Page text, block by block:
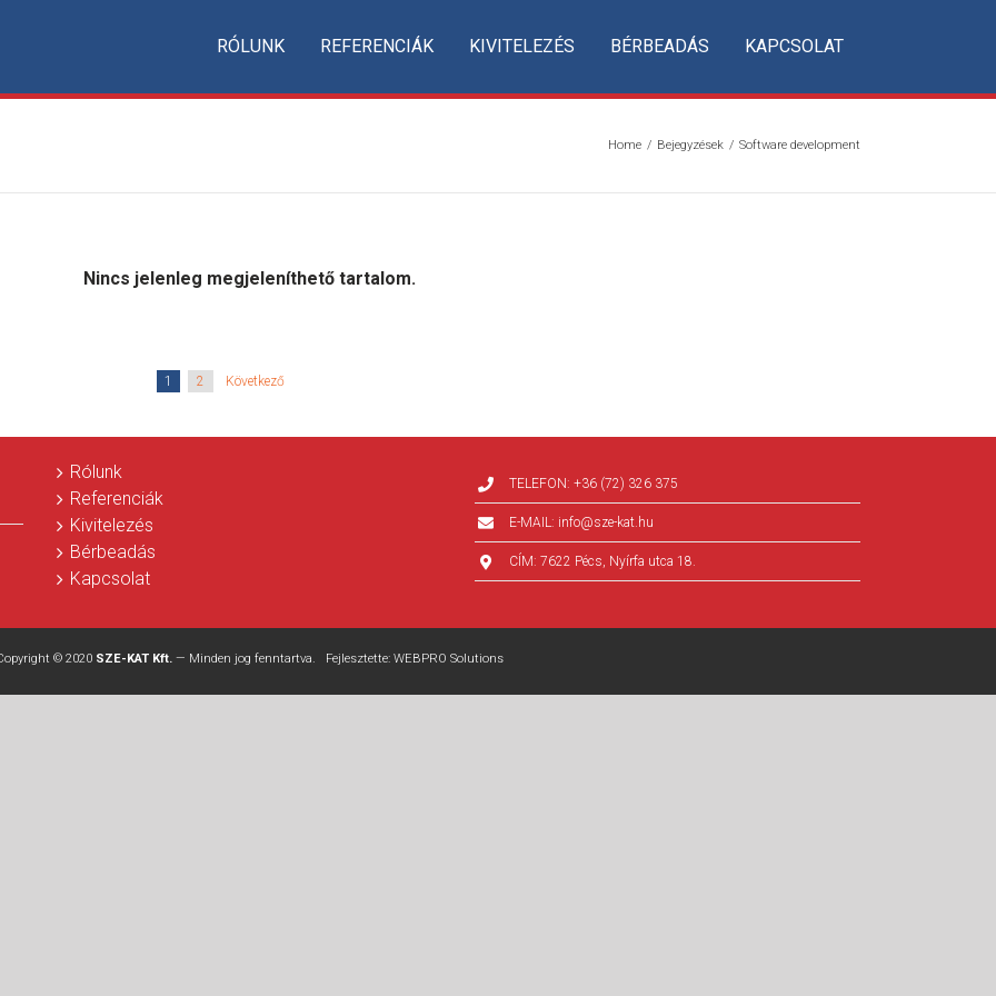
RÓLUNK REFERENCIÁK KIVITELEZÉS BÉRBEADÁS KAPCSOLAT
Home / Bejegyzések / Software development
Nincs jelenleg megjeleníthető tartalom.
1 2 Következő
Rólunk
Referenciák
Kivitelezés
Bérbeadás
Kapcsolat
TELEFON:+36 (72) 326 375
E-MAIL: info@sze-kat.hu
CÍM:7622 Pécs, Nyírfa utca 18.
© 2020 SZE-KAT Kft.— Minden jog fenntartva. Fejlesztette: WEBPRO Solutions